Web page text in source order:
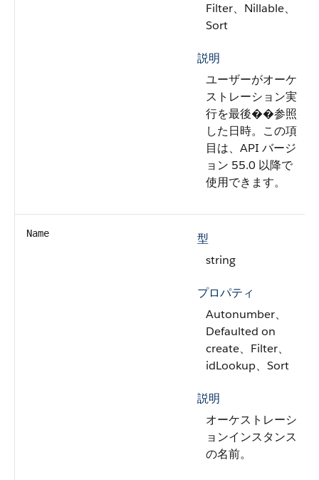
Filter、Nillable、
Sort
説明
ユーザーがオーケ
ストレーション実
行を最後��参照
した日時。この項
目は、API バージ
ョン 55.0 以降で
使用できます。
Name
型
string
プロパティ
Autonumber、
Defaulted on
create、Filter、
idLookup、Sort
説明
オーケストレーシ
ョンインスタンス
の名前。